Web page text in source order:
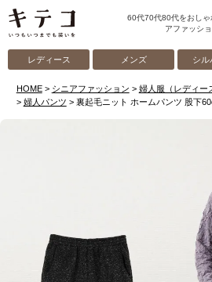
60代70代80代をおしゃ
アファッシ
レディース メンズ シル
HOME シニアファッション 婦人服（レディー
婦人パンツ
裏起毛ニット ホームパンツ 股下